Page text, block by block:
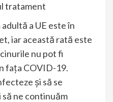
tratament
a UE este în
iar această rată este
nu pot fi
faţa COVID-19.
şi să se
ne continuăm